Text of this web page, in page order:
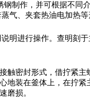
钢制作，并可根据不
气、夹套热油电加热
明进行操作。查明刻
触密封形式，借拧紧
地装在釜体上，在拧
磨损。